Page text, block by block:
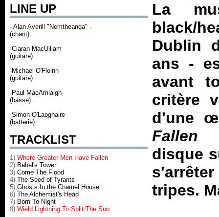
LINE UP
- Alan Averill "Nemtheanga" -
(chant)
-Ciaran MacUiliam
(guitare)
-Michael O'Floinn
(guitare)
-Paul MacAmlaigh
(basse)
-Simon O'Laoghaire
(batterie)
TRACKLIST
1) Where Greater Men Have Fallen
2) Babel's Tower
3) Come The Flood
4) The Seed of Tyrants
5) Ghosts In the Charnel House
6) The Alchemist's Head
7) Born To Night
8) Wield Lightning To Split The Sun
La
black/
Dublin
ans -
avant
critère
d'une
Fallen
disque
tripes.